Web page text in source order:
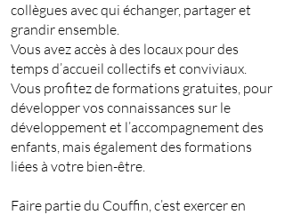
collègues avec qui échanger, partager et
grandir ensemble.
Vous avez accès à des locaux pour des
temps d’accueil collectifs et conviviaux.
Vous profitez de formations gratuites, pour
développer vos connaissances sur le
développement et l’accompagnement des
enfants, mais également des formations
liées à votre bien-être.
Faire partie du Couffin, c’est exercer en